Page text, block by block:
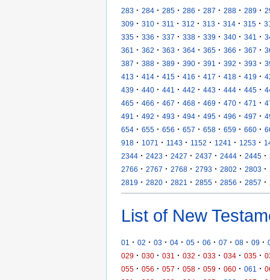
283 · 284 · 285 · 286 · 287 · 288 · 289 ·
309 · 310 · 311 · 312 · 313 · 314 · 315 ·
335 · 336 · 337 · 338 · 339 · 340 · 341 ·
361
· 362 · 363 · 364 · 365 · 366 · 367 ·
387 · 388 · 389 · 390 · 391 · 392 · 393 ·
413 · 414 · 415 · 416 · 417 · 418 · 419 ·
439 · 440 · 441 · 442 · 443 · 444 · 445 ·
465 · 466 · 467 · 468 · 469 · 470 · 471 ·
491
· 492 · 493 · 494 · 495 · 496 · 497 ·
654 · 655 · 656 · 657 · 658 · 659 · 660 ·
918 · 1071 · 1143 · 1152 · 1241 · 1253 ·
2344 · 2423 · 2427 · 2437 · 2444 · 2445 ·
2766 · 2767 · 2768 · 2793 · 2802 · 2803 ·
2819 · 2820 · 2821 · 2855 · 2856 · 2857 ·
List of New
01 · 02 · 03 · 04 · 05 · 06 · 07 · 08 · 09 ·
029 · 030 · 031 · 032 · 033 · 034 · 035 ·
055 · 056 · 057 · 058 · 059 · 060 · 061 ·